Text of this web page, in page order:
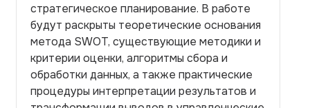
стратегическое планирование. В работе
будут раскрыты теоретические основания
метода SWOT, существующие методики и
критерии оценки, алгоритмы сбора и
обработки данных, а также практические
процедуры интерпретации результатов и